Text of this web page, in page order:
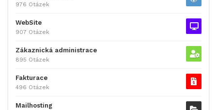
976 Otázek
WebSite
907 Otázek
Zákaznická administrace
895 Otázek
Fakturace
496 Otázek
Mailhosting